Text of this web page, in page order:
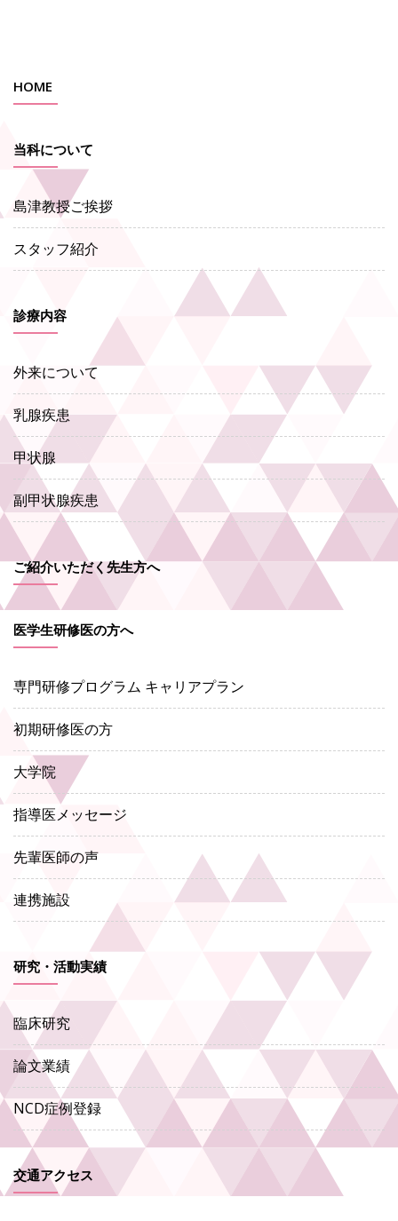
HOME
当科について
島津教授ご挨拶
スタッフ紹介
診療内容
外来について
乳腺疾患
甲状腺
副甲状腺疾患
ご紹介いただく先生方へ
医学生研修医の方へ
専門研修プログラム キャリアプラン
初期研修医の方
大学院
指導医メッセージ
先輩医師の声
連携施設
研究・活動実績
臨床研究
論文業績
NCD症例登録
交通アクセス